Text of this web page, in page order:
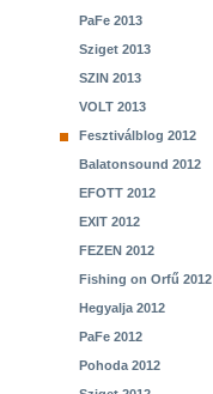
PaFe 2013
Sziget 2013
SZIN 2013
VOLT 2013
Fesztiválblog 2012
Balatonsound 2012
EFOTT 2012
EXIT 2012
FEZEN 2012
Fishing on Orfű 2012
Hegyalja 2012
PaFe 2012
Pohoda 2012